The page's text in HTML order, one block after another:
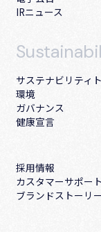
IRニュース
サステナビリティ
環境
ガバナンス
健康宣言
採用情報
カスタマーサポート
ブランドストーリー